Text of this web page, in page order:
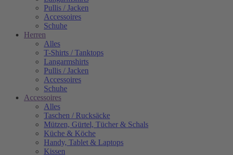
Pullis / Jacken
Accessoires
Schuhe
Herren
Alles
T-Shirts / Tanktops
Langarmshirts
Pullis / Jacken
Accessoires
Schuhe
Accessoires
Alles
Taschen / Rucksäcke
Mützen, Gürtel, Tücher & Schals
Küche & Köche
Handy, Tablet & Laptops
Kissen